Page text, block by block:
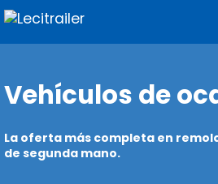
Vehículos de
La oferta más completa en
de segunda mano.